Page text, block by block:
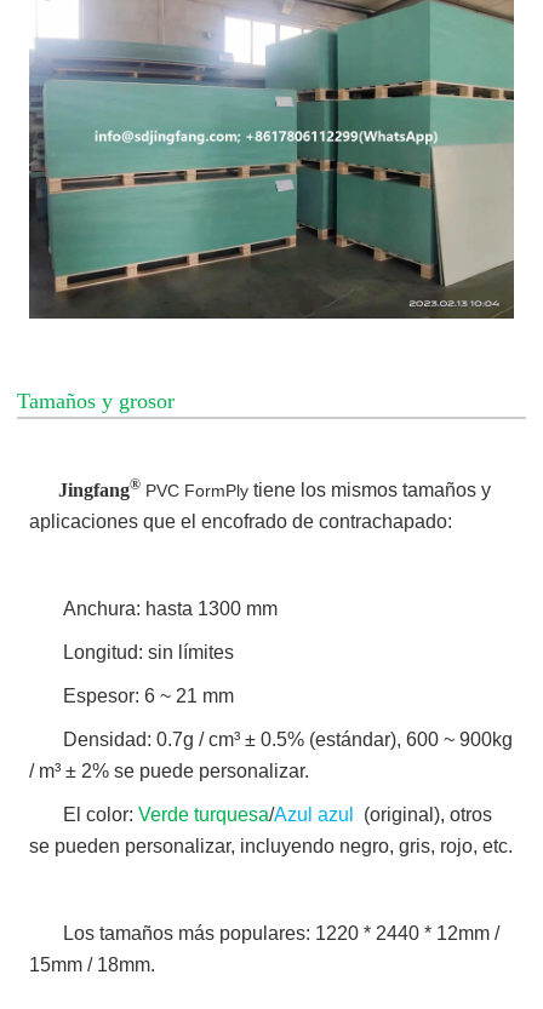
Tamaños y grosor
Jingfang® PVC FormPly tiene los mismos tamaños y
aplicaciones que el encofrado de contrachapado:
Anchura: hasta 1300 mm
Longitud: sin límites
Espesor: 6 ~ 21 mm
Densidad: 0.7g / cm³ ± 0.5% (estándar), 600 ~ 900kg
/ m³ ± 2% se puede personalizar.
El color:Verde turquesa/Azul azul
(original), otros
se pueden personalizar, incluyendo negro, gris, rojo, etc.
Los tamaños más populares: 1220 * 2440 * 12mm /
15mm / 18mm.